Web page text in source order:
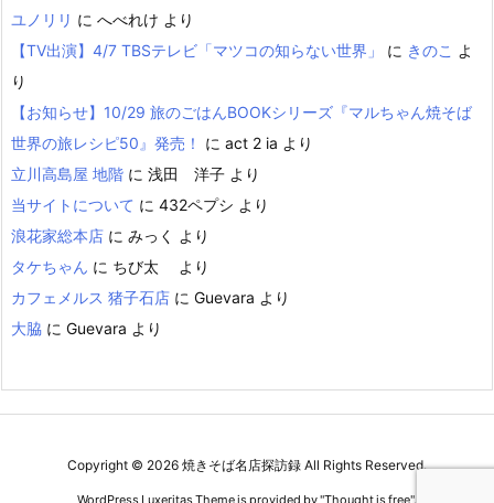
ユノリリ に へべれけ より
【TV出演】4/7 TBSテレビ「マツコの知らない世界」
に きのこ よ
り
【お知らせ】10/29 旅のごはんBOOKシリーズ『マルちゃん焼そば
世界の旅レシピ50』発売！
に act 2 ia より
立川高島屋 地階 に 浅田 洋子 より
当サイトについて に 432ペプシ より
浪花家総本店 に みっく
より
タケちゃん に ちび太
より
カフェメルス 猪子石店 に Guevara より
大脇 に Guevara より
Copyright © 2026 焼きそば名店探訪録 All Rights Reserved.